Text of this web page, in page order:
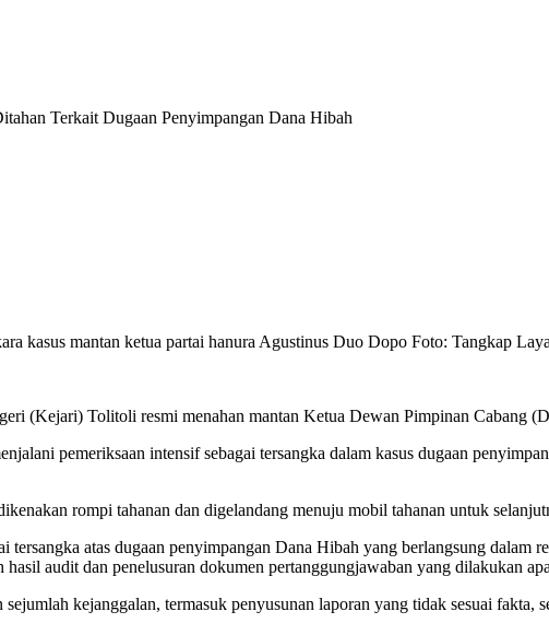
Terkait Dugaan Penyimpangan Dana Hibah
(Kejari) Tolitoli resmi menahan mantan Ketua Dewan Pimpinan Cabang
pemeriksaan intensif sebagai tersangka dalam kasus dugaan
rompi tahanan dan digelandang menuju mobil tahanan untuk
tersangka atas dugaan penyimpangan Dana Hibah yang berlangsung
audit dan penelusuran dokumen pertanggungjawaban yang dilakukan
kejanggalan, termasuk penyusunan laporan yang tidak sesuai